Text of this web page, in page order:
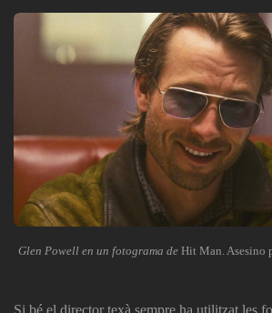
Glen Powell en un fotograma de Hit Man. Asesino